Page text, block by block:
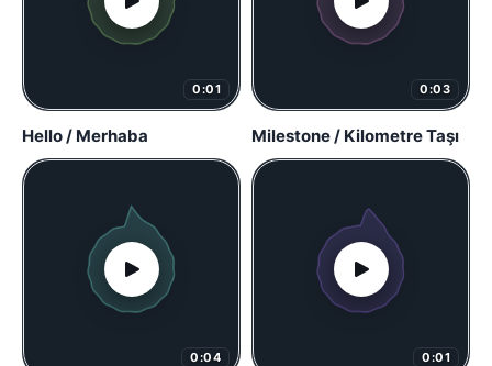
0:01
Hello / Merhaba
0:03
Milestone / Kilometre Taşı
0:04 0:01